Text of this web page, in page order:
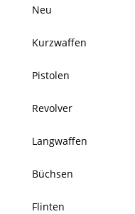
Neu
Kurzwaffen
Pistolen
Revolver
Langwaffen
Büchsen
Flinten